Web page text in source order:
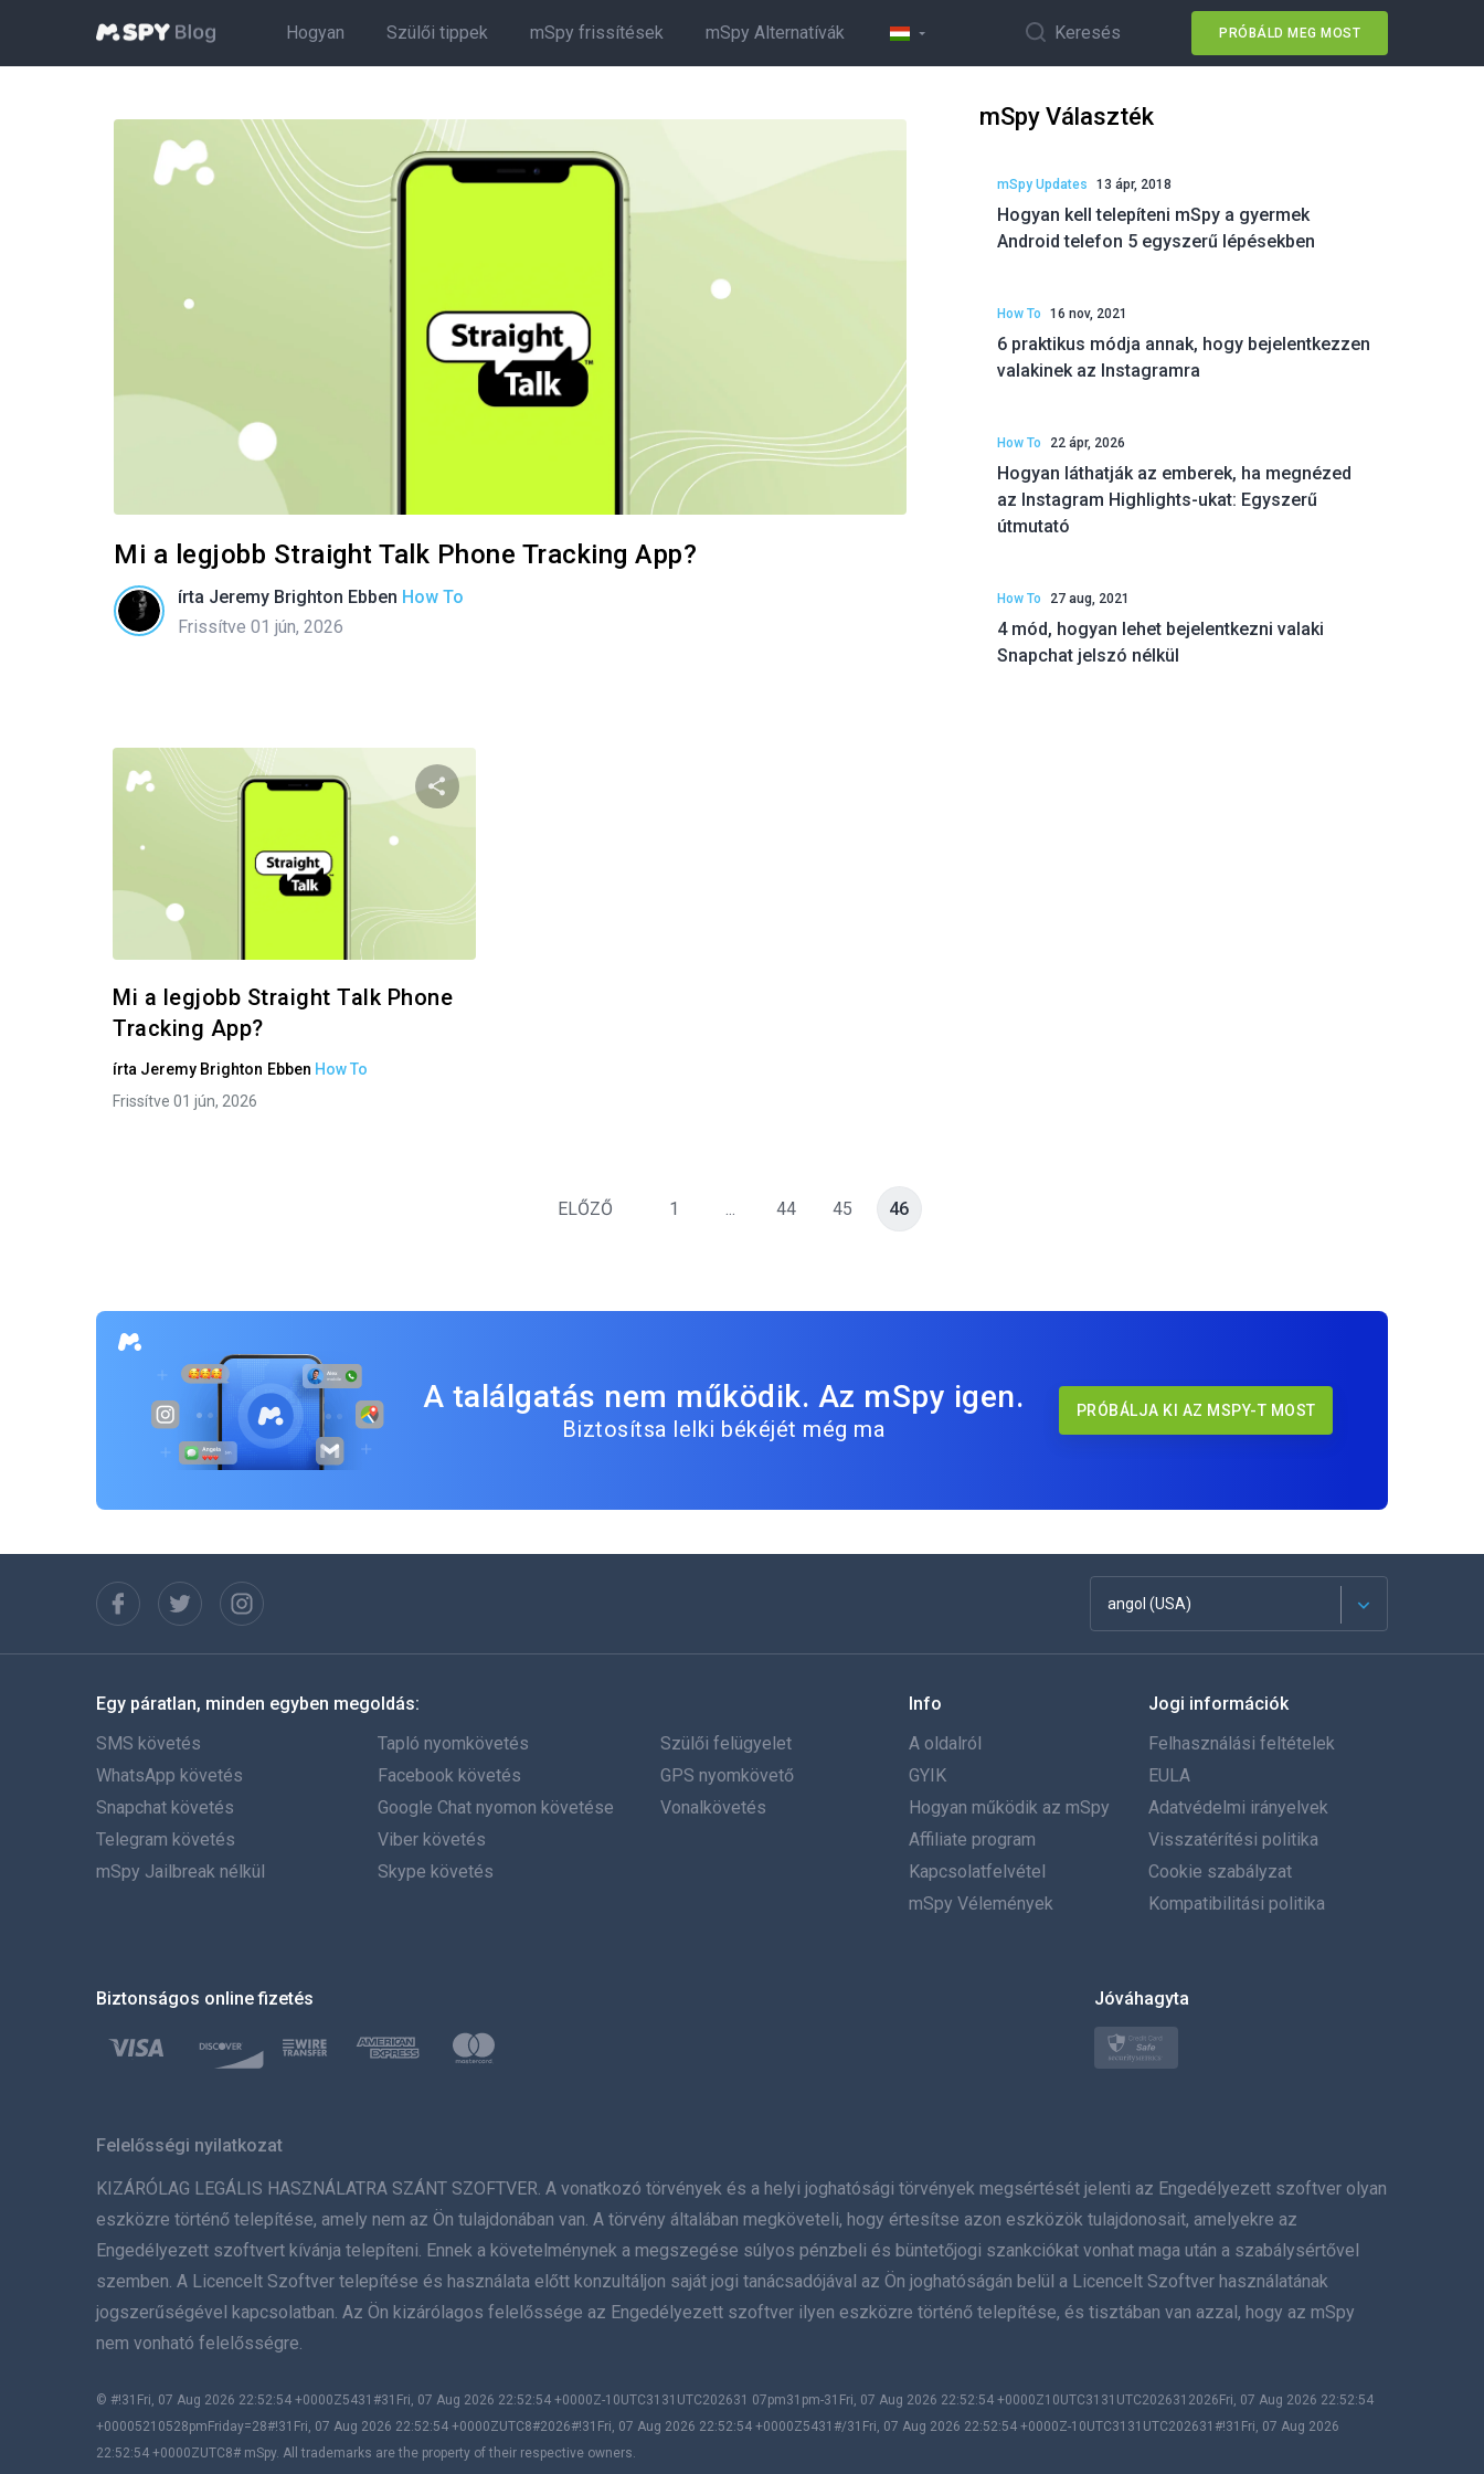
Hogyan Szülői tippek mSpy frissítések mSpy Alternatívák Keresés PRÓBÁLD MEG MOST
Mi a legjobb Straight Talk Phone Tracking App?
írta Jeremy Brighton Ebben How To
Frissítve 01 jún, 2026
mSpy Választék
mSpy Updates 13 ápr, 2018
Hogyan kell telepíteni mSpy a gyermek
Android telefon 5 egyszerű lépésekben
How To 16 nov, 2021
6 praktikus módja annak, hogy bejelentkezzen
valakinek az Instagramra
How To 22 ápr, 2026
Hogyan láthatják az emberek, ha megnézed
az Instagram Highlights-ukat: Egyszerű
útmutató
How To 27 aug, 2021
4 mód, hogyan lehet bejelentkezni valaki
Snapchat jelszó nélkül
Mi a legjobb Straight Talk Phone
Tracking App?
írta Jeremy Brighton Ebben How To
Frissítve 01 jún, 2026
ELŐZŐ 1 ... 44 45 46
A találgatás nem működik. Az mSpy igen.
Biztosítsa lelki békéjét még ma
PRÓBÁLJA KI AZ MSPY-T MOST
angol (USA)
Français
Español
Deutsch
Português
Italiano
Türkçe
Norsk
Svenska
Dansk
Egy páratlan, minden egyben megoldás:
SMS követés
WhatsApp követés
Snapchat követés
Telegram követés
mSpy Jailbreak nélkül
Tapló nyomkövetés
Facebook követés
Google Chat nyomon követése
Viber követés
Skype követés
Szülői felügyelet
GPS nyomkövető
Vonalkövetés
Info
A oldalról
GYIK
Hogyan működik az mSpy
Affiliate program
Kapcsolatfelvétel
mSpy Vélemények
Jogi információk
Felhasználási feltételek
EULA
Adatvédelmi irányelvek
Visszatérítési politika
Cookie szabályzat
Kompatibilitási politika
Biztonságos online fizetés Jóváhagyta
Felelősségi nyilatkozat
KIZÁRÓLAG LEGÁLIS HASZNÁLATRA SZÁNT SZOFTVER. A vonatkozó törvények és a helyi joghatósági törvények megsértését jelenti az Engedélyezett szoftver olyan
eszközre történő telepítése, amely nem az Ön tulajdonában van. A törvény általában megköveteli, hogy értesítse azon eszközök tulajdonosait, amelyekre az
Engedélyezett szoftvert kívánja telepíteni. Ennek a követelménynek a megszegése súlyos pénzbeli és büntetőjogi szankciókat vonhat maga után a szabálysértővel
szemben. A Licencelt Szoftver telepítése és használata előtt konzultáljon saját jogi tanácsadójával az Ön joghatóságán belül a Licencelt Szoftver használatának
jogszerűségével kapcsolatban. Az Ön kizárólagos felelőssége az Engedélyezett szoftver ilyen eszközre történő telepítése, és tisztában van azzal, hogy az mSpy
nem vonható felelősségre.
© #!31Fri, 07 Aug 2026 22:52:54 +0000Z5431#31Fri, 07 Aug 2026 22:52:54 +0000Z-10UTC3131UTC202631 07pm31pm-31Fri, 07 Aug 2026 22:52:54 +0000Z10UTC3131UTC2026312026Fri, 07 Aug 2026 22:52:54
+00005210528pmFriday=28#!31Fri, 07 Aug 2026 22:52:54 +0000ZUTC8#2026#!31Fri, 07 Aug 2026 22:52:54 +0000Z5431#/31Fri, 07 Aug 2026 22:52:54 +0000Z-10UTC3131UTC202631#!31Fri, 07 Aug 2026
22:52:54 +0000ZUTC8# mSpy. All trademarks are the property of their respective owners.